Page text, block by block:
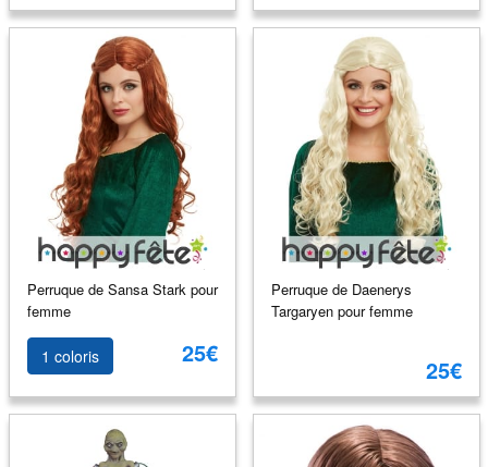
Perruque de Sansa Stark pour
femme
1 coloris 25€
Perruque de Daenerys
Targaryen pour femme
25€